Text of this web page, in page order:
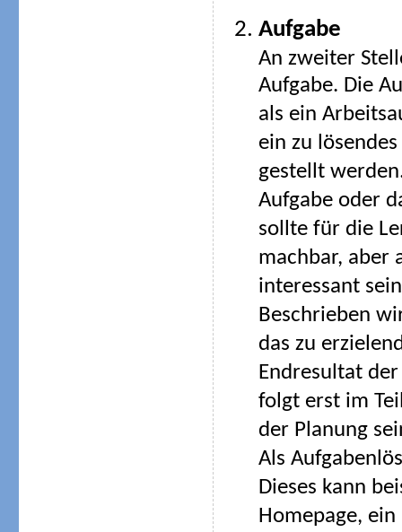
Aufgabe
An zweiter
Aufgabe. Die
als ein
ein zu
gestellt
Aufgabe oder
sollte für die
machbar, aber
interessant
Beschrieben
das zu
Endresultat
folgt erst im
der Planung
Als
Dieses kann
Homepage,